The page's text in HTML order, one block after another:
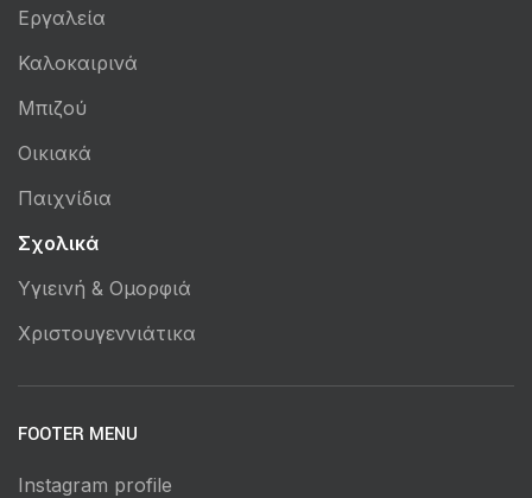
Εργαλεία
Καλοκαιρινά
Μπιζού
Οικιακά
Παιχνίδια
Σχολικά
Υγιεινή & Ομορφιά
Χριστουγεννιάτικα
FOOTER MENU
Instagram profile